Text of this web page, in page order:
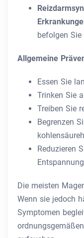
befolgen
Allgemeine
Essen Sie
Trinken Sie
Treiben Sie
Begrenzen
Reduzieren
Die meisten
Wenn sie jedoch
Symptomen